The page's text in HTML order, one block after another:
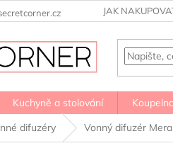
JAK
Kuchyně a stolování
difuzéry Vonný difuzér